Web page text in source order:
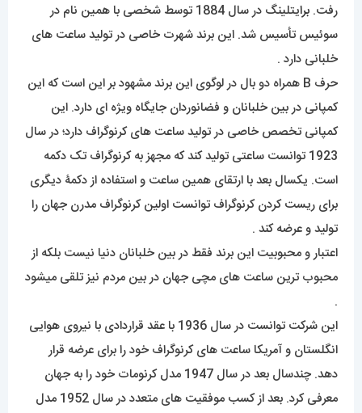
رفت. برا
یتلینگ در سال 1884 توسط شخصی با همین نام در
سوئیس تأسیس شد. این برند شهرت خاصی در تولید ساعت های
خلبانی دارد .
حرف B همراه دو بال در لوگوی این برند مشهود بر این است که این
کمپانی در بین خلبانان و فضانوردان جایگاه ویژه ای دارد. این
کمپانی تخصص خاصی در تولید ساعت های کرنوگراف دارد؛ در سال
1923 توانست ساعتی تولید کند که مجهز به کرنوگراف تک دکمه
است. یکسال بعد با ارتقای همین ساعت و استفاده از دکمۀ دیگری
برای ریست کردن کرنوگراف توانست اولین کرنوگراف مدرن جهان را
تولید و عرضه کند .
اعتبار و محبوبیت این برند فقط در بین خلبانان دنیا نیست بلکه از
محبوب ترین ساعت های مچی جهان در بین مردم نیز تلقی میشود
.
این شرکت توانست در سال 1936 با عقد قراردادی با نیروی هوایی
انگلستان و آمریکا ساعت های کرنوگراف خود را برای عرضه قرار
دهد. چندسال بعد در سال 1947 مدل کرنومات خود را به جهان
معرفی کرد. بعد از کسب موفقیت های متعدد در سال 1952 مدل